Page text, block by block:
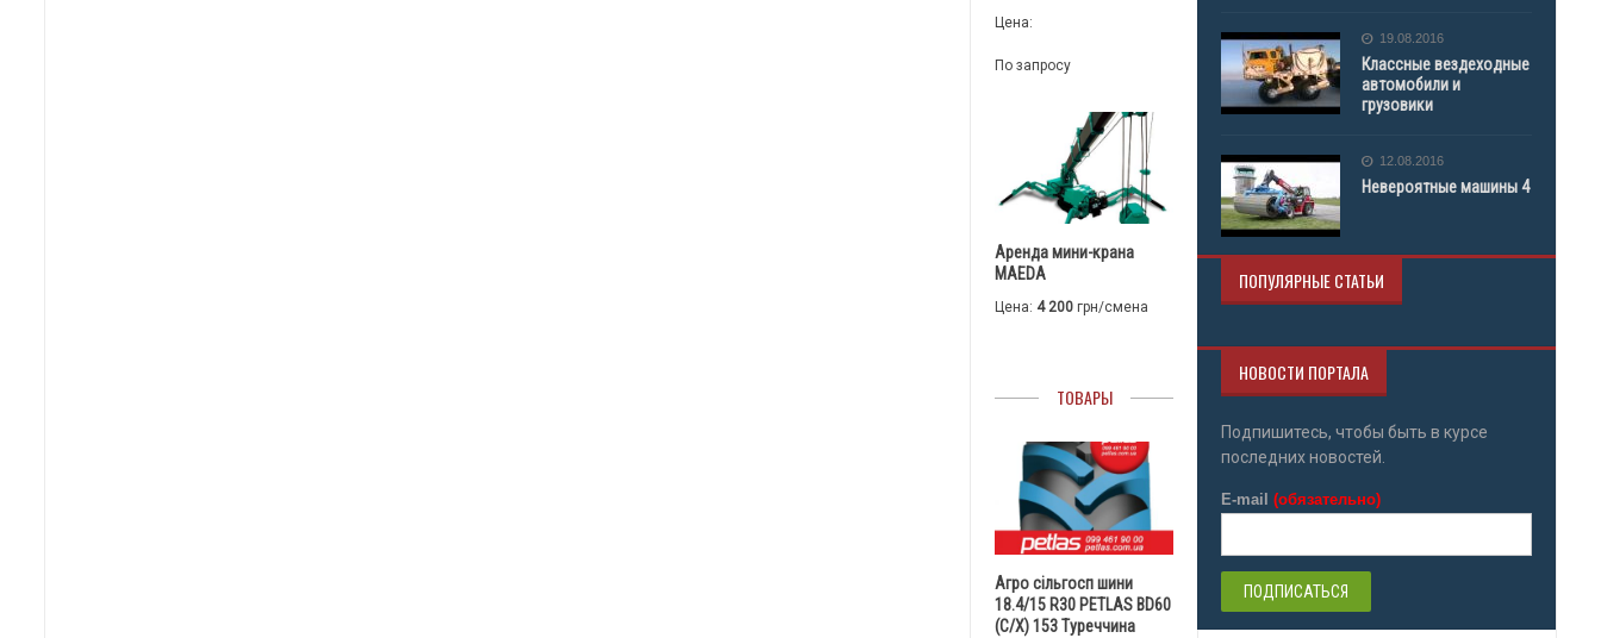
Цена:
По запросу
Аренда мини-крана
MAEDA
Цена: 4 200 грн/смена
ТОВАРЫ
Агро сільгосп шини
18.4/15 R30 PETLAS BD60
(С/Х) 153 Туреччина
19.08.2016
Классные вездеходные
автомобили и
грузовики
12.08.2016
Невероятные машины 4
ПОПУЛЯРНЫЕ СТАТЬИ
НОВОСТИ ПОРТАЛА
Подпишитесь, чтобы быть в курсе
последних новостей.
E-mail(обязательно)